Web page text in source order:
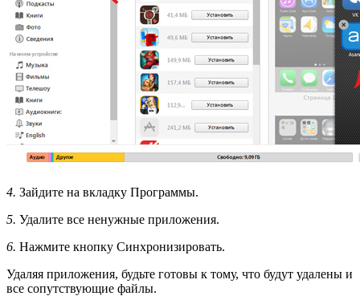
4. Зайдите на вкладку Программы.
5. Удалите все ненужные приложения.
6. Нажмите кнопку Синхронизировать.
Удаляя приложения, будьте готовы к тому, что будут удалены и
все сопутствующие файлы.